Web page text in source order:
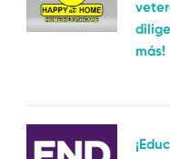
más!